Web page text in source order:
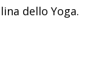
dello Yoga.